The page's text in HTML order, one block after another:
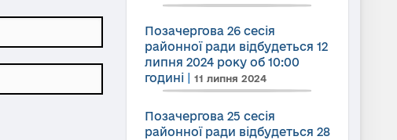
Позачергова 26 сесія
районної ради відбудеться 12
липня 2024 року об 10:00
годині| 11 липня 2024
Позачергова 25 сесія
районної ради відбудеться 28